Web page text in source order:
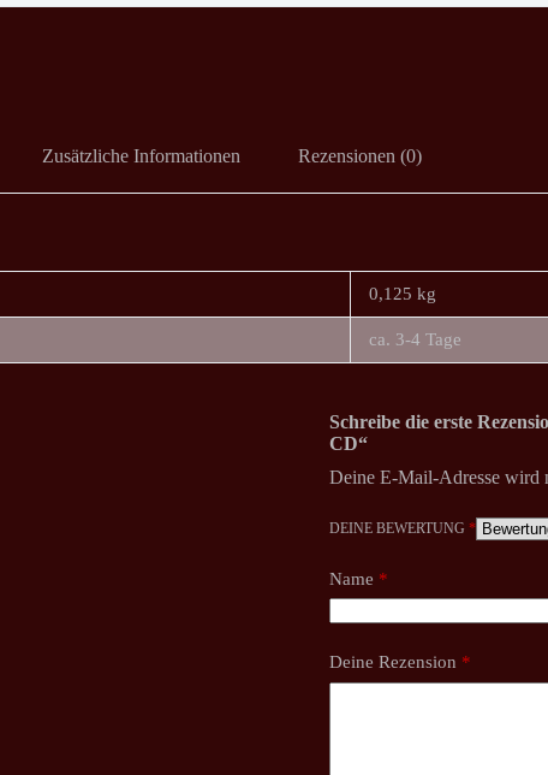
Zusätzliche Informationen Rezensionen (0)
0,125 kg
ca. 3-4 Tage
Schreibe die erste
CD“
Deine E-Mail-Adresse wird
DEINE BEWERTUNG *
Name *
Deine Rezension *